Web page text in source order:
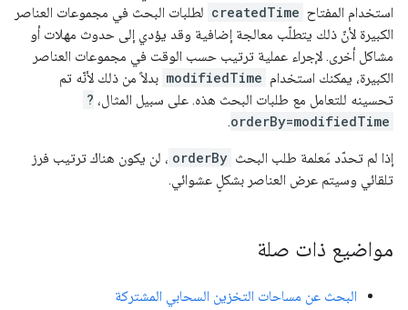
استخدام المفتاح createdTime لطلبات البحث في مجموعات العناصر
الكبيرة لأنّ ذلك يتطلّب معالجة إضافية وقد يؤدي إلى حدوث مهلات أو
مشاكل أخرى. لإجراء عملية ترتيب حسب الوقت في مجموعات العناصر
الكبيرة، يمكنك استخدام modifiedTime بدلاً من ذلك لأنّه تم
تحسينه للتعامل مع طلبات البحث هذه. على سبيل المثال، ?
orderBy=modifiedTime
.
إذا لم تحدّد مَعلمة طلب البحث orderBy ، لن يكون هناك ترتيب فرز
تلقائي وسيتم عرض العناصر بشكلٍ عشوائي.
مواضيع ذات صلة
البحث عن مساحات التخزين السحابي المشتركة